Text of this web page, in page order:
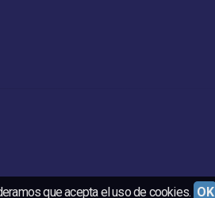
que acepta el uso de cookies. OK